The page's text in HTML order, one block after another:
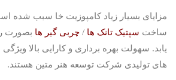
مزایای بسیار زیاد کامپوزیت خا سبب شده
ساخت سپتیک تانک ها / چربی گیر ها بصورت
یابد. سهولت بهره برداری و کارایی بالا
های تولیدی شرکت توسعه هنر متین هستند.